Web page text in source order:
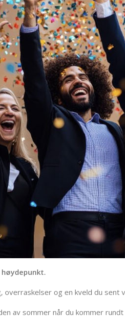
overraskelser og en kveld du sent
av sommer når du kommer